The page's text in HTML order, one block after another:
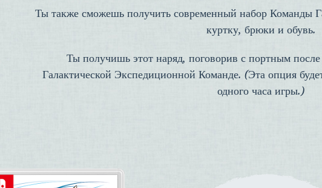
Ты также сможешь получить современный набор Команды
куртку, брюки и обувь.
Ты получишь этот наряд, поговорив с портным
Галактической Экспедиционной Команде. (Эта опция
одного часа игры.)